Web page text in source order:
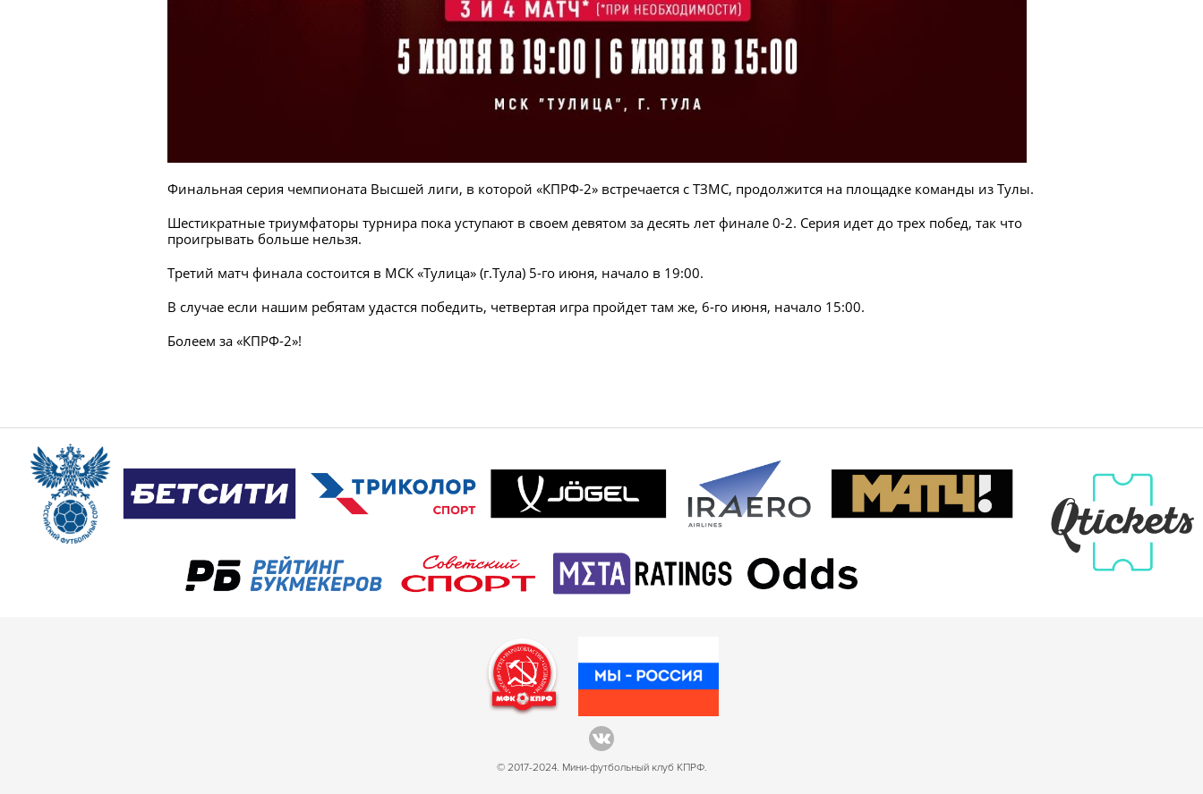
Финальная серия чемпионата Высшей лиги, в которой «КПРФ-2» встречается с ТЗМС, продолжится на площадке команды из Тулы.
Шестикратные триумфаторы турнира пока уступают в своем девятом за десять лет финале 0-2. Серия идет до трех побед, так что
проигрывать больше нельзя.
Третий матч финала состоится в МСК «Тулица» (г.Тула) 5-го июня, начало в 19:00.
В случае если нашим ребятам удастся победить, четвертая игра пройдет там же, 6-го июня, начало 15:00.
Болеем за «КПРФ-2»!
© 2017-2024. Мини-футбольный клуб КПРФ.